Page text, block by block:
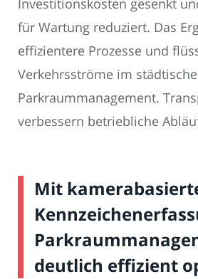
Investitionskosten gesenkt
für Wartung reduziert. Das
effizientere Prozesse und
Verkehrsströme im
Parkraummanagement.
verbessern betriebliche
Mit
deutlich effizient